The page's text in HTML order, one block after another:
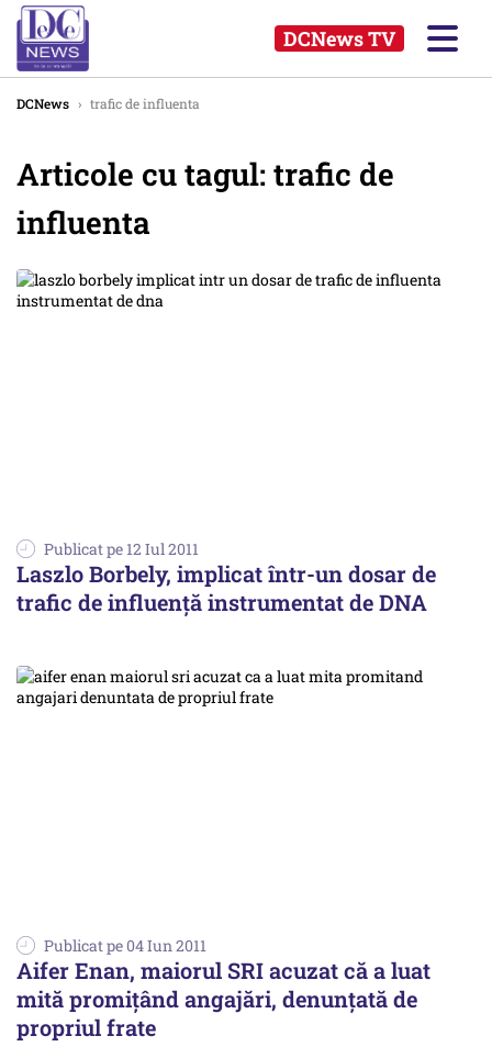
DCNews TV
DCNews › trafic de influenta
Articole cu tagul: trafic de
influenta
Publicat pe 12 Iul 2011
Laszlo Borbely, implicat într-un dosar de
trafic de influenţă instrumentat de DNA
Publicat pe 04 Iun 2011
Aifer Enan, maiorul SRI acuzat că a luat
mită promiţând angajări, denunţată de
propriul frate